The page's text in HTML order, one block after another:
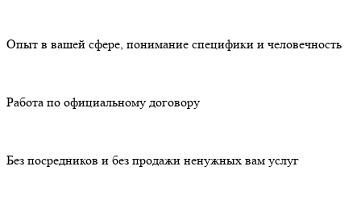
Опыт в вашей сфере, понимание специфики и человечность
Работа по официальному договору
Без посредников и без продажи ненужных вам услуг